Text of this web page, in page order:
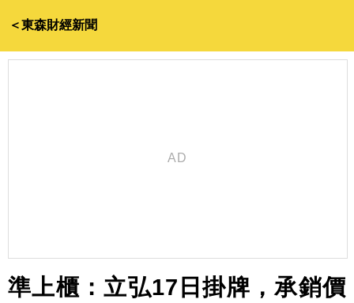
＜東森財經新聞
準上櫃：立弘17日掛牌，承銷價